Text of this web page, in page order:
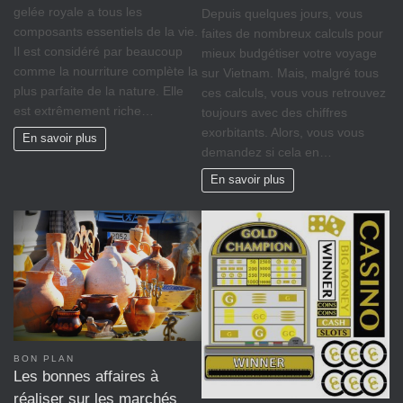
gelée royale a tous les
composants essentiels de la vie.
Il est considéré par beaucoup
comme la nourriture complète la
plus parfaite de la nature. Elle
est extrêmement riche…
En savoir plus
Depuis quelques jours, vous
faites de nombreux calculs pour
mieux budgétiser votre voyage
sur Vietnam. Mais, malgré tous
ces calculs, vous vous retrouvez
toujours avec des chiffres
exorbitants. Alors, vous vous
demandez si cela en…
En savoir plus
BON PLAN
Les bonnes affaires à
réaliser sur les marchés